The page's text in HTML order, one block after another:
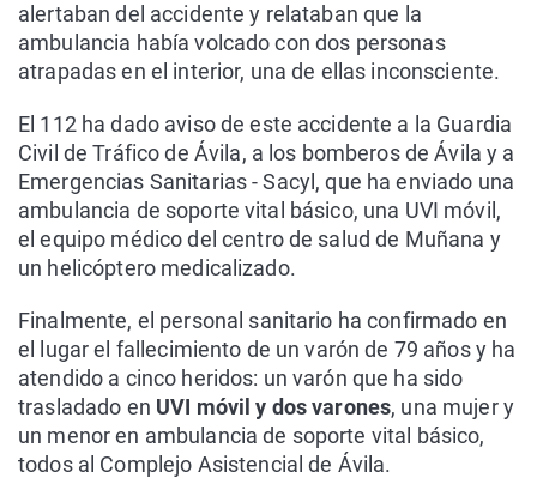
alertaban del accidente y relataban que la
ambulancia había volcado con dos personas
atrapadas en el interior, una de ellas inconsciente.
El 112 ha dado aviso de este accidente a la Guardia
Civil de Tráfico de Ávila, a los bomberos de Ávila y a
Emergencias Sanitarias - Sacyl, que ha enviado una
ambulancia de soporte vital básico, una UVI móvil,
el equipo médico del centro de salud de Muñana y
un helicóptero medicalizado.
Finalmente, el personal sanitario ha confirmado en
el lugar el fallecimiento de un varón de 79 años y ha
atendido a cinco heridos: un varón que ha sido
trasladado en UVI móvil y dos varones, una mujer y
un menor en ambulancia de soporte vital básico,
todos al Complejo Asistencial de Ávila.